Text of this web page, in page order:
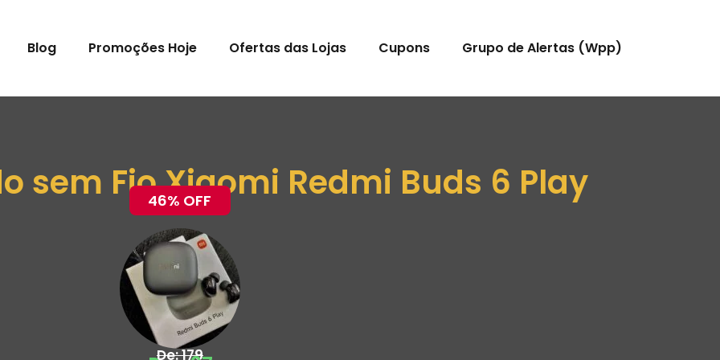
Blog Promoções Hoje Ofertas das Lojas Cupons Grupo de Alertas (Wpp)
sem Fio Xiaomi Redmi Buds 6 Play
46% OFF
De: 179